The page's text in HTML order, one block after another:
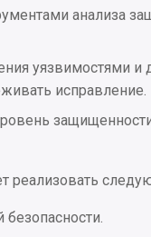
анализа
уязвимостями
исправление.
реализовать